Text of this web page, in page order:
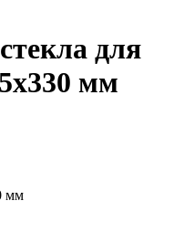
для
мм
мм